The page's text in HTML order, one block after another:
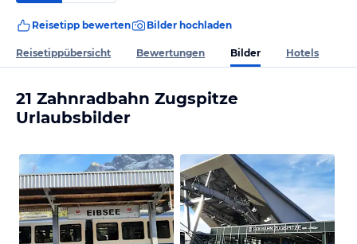
Reisetipp bewerten Bilder hochladen
Reisetippübersicht Bewertungen Bilder Hotels
21 Zahnradbahn Zugspitze
Urlaubsbilder